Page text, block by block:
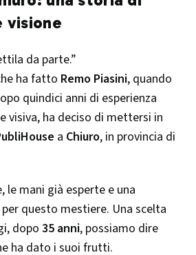
visione
da parte.”
ha fatto Remo Piasini, quando
quindici anni di esperienza
visiva, ha deciso di mettersi in
a Chiuro, in provincia di
le mani già esperte e una
questo mestiere. Una scelta
dopo 35 anni, possiamo dire
ha dato i suoi frutti.